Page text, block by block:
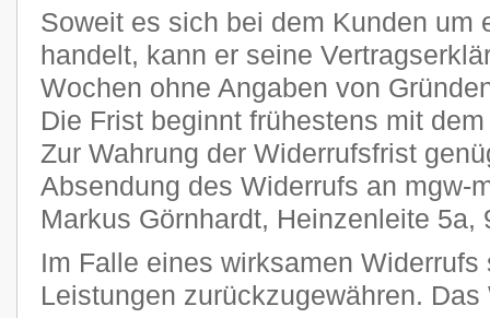
Soweit es sich bei dem Kunden um
handelt, kann er seine
Wochen ohne Angaben von
Die Frist beginnt frühestens mit
Zur Wahrung der Widerrufsfrist
Absendung des Widerrufs an mgw-
Markus Görnhardt, Heinzenleite 5a,
Im Falle eines wirksamen
Leistungen zurückzugewähren.